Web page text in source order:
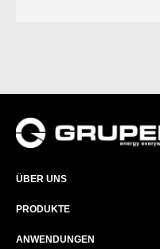
ÜBER UNS​
PRODUKTE
ANWENDUNGEN